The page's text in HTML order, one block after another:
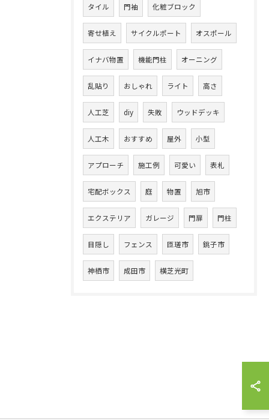
タイル 門袖 化粧ブロック
寄せ植え サイクルポート オスポール
イナバ物置 機能門柱 オーニング
乱貼り おしゃれ ライト 高さ
人工芝 diy 失敗 ウッドデッキ
人工木 おすすめ 屋外 小型
アプローチ 施工例 可愛い 表札
宅配ボックス 庭 物置 旭市
エクステリア ガレージ 門扉 門柱
目隠し フェンス 匝瑳市 銚子市
神栖市 成田市 横芝光町